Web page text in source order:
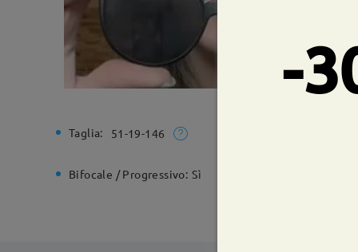
Taglia: 51-19-146
Bifocale / Progressivo: Sì
-